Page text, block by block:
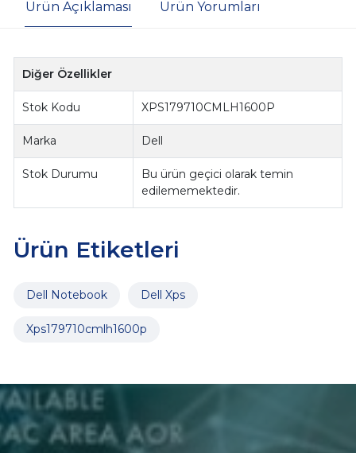
Ürün Açıklaması Ürün Yorumları
Diğer Özellikler
Stok Kodu XPS179710CMLH1600P
Marka Dell
Stok Durumu
Bu ürün geçici olarak temin
edilememektedir.
Ürün Etiketleri
Dell Notebook Dell Xps
Xps179710cmlh1600p